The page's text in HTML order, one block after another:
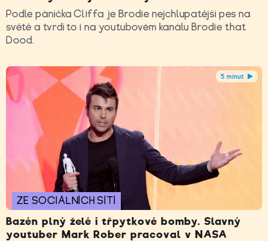
Podle páníčka Cliffa je Brodie nejchlupatější pes na
světě a tvrdí to i na youtubovém kanálu Brodie that
Dood.
5 minut
ZE SOCIÁLNÍCH SÍTÍ
Bazén plný želé i třpytkové bomby. Slavný
youtuber Mark Rober pracoval v NASA